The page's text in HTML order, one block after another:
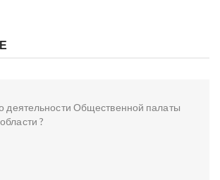
деятельности Общественной палаты
?